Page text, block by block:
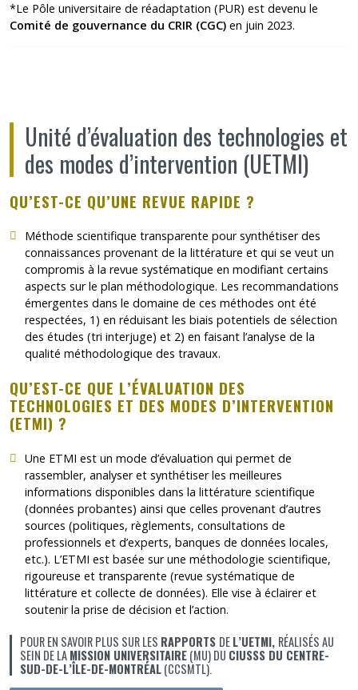
*Le Pôle universitaire de réadaptation (PUR) est devenu le
Comité de gouvernance du CRIR (CGC) en juin 2023.
Unité d’évaluation des technologies et
des modes d’intervention (UETMI)
QU’EST-CE QU’UNE REVUE RAPIDE ?
Méthode scientifique transparente pour synthétiser des
connaissances provenant de la littérature et qui se veut un
compromis à la revue systématique en modifiant certains
aspects sur le plan méthodologique. Les recommandations
émergentes dans le domaine de ces méthodes ont été
respectées, 1) en réduisant les biais potentiels de sélection
des études (tri interjuge) et 2) en faisant l’analyse de la
qualité méthodologique des travaux.
QU’EST-CE QUE L’ÉVALUATION DES
TECHNOLOGIES ET DES MODES D’INTERVENTION
(ETMI) ?
Une ETMI est un mode d’évaluation qui permet de
rassembler, analyser et synthétiser les meilleures
informations disponibles dans la littérature scientifique
(données probantes) ainsi que celles provenant d’autres
sources (politiques, règlements, consultations de
professionnels et d’experts, banques de données locales,
etc.). L’ETMI est basée sur une méthodologie scientifique,
rigoureuse et transparente (revue systématique de
littérature et collecte de données). Elle vise à éclairer et
soutenir la prise de décision et l’action.
POUR EN SAVOIR PLUS SUR LES RAPPORTS DEL’UETMI, RÉALISÉS AU
SEIN DE LAMISSION UNIVERSITAIRE(MU) DU CIUSSS DU CENTRE-
SUD-DE-L’ÎLE-DE-MONTRÉAL(CCSMTL).